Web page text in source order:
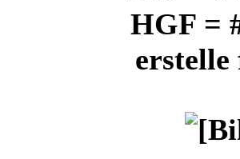
HGF =
erstelle